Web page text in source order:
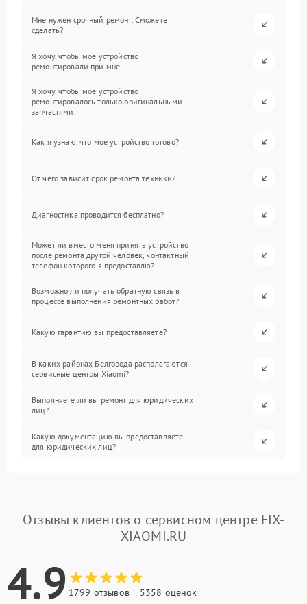
Мне нужен срочный ремонт. Сможете
сделать?
Я хочу, чтобы мое устройство
ремонтировали при мне.
Я хочу, чтобы мое устройство
ремонтировалось только оригинальными
запчастями.
Как я узнаю, что мое устройство готово?
От чего зависит срок ремонта техники?
Диагностика проводится бесплатно?
Может ли вместо меня принять устройство
после ремонта другой человек, контактный
телефон которого я предоставлю?
Возможно ли получать обратную связь в
процессе выполнения ремонтных работ?
Какую гарантию вы предоставляете?
В каких районах Белгорода располагаются
сервисные центры Xiaomi?
Выполняете ли вы ремонт для юридических
лиц?
Какую документацию вы предоставляете
для юридических лиц?
Отзывы клиентов о сервисном центре FIX-
XIAOMI.RU
4.9 1799 отзывов 5358 оценок